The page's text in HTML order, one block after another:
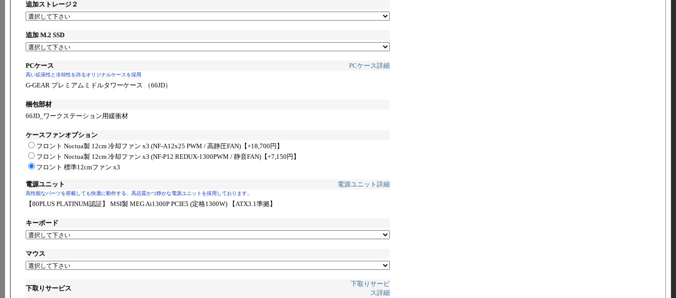
追加ストレージ２
追加 M.2 SSD
PCケース PCケース詳細
高い拡張性と冷却性を誇るオリジナルケースを採用
G-GEAR プレミアムミドルタワーケース （66JD）
梱包部材
66JD_ワークステーション用緩衝材
ケースファンオプション
フロント Noctua製 12cm 冷却ファン x3 (NF-A12x25 PWM / 高静圧FAN)【+18,700円】
フロント Noctua製 12cm 冷却ファン x3 (NF-P12 REDUX-1300PWM / 静音FAN)【+7,150円】
フロント 標準12cmファン x3
電源ユニット 電源ユニット詳細
高性能なパーツを搭載しても快適に動作する、高品質かつ静かな電源ユニットを採用しております。
【80PLUS PLATINUM認証】 MSI製 MEG Ai1300P PCIE5 (定格1300W) 【ATX3.1準拠】
キーボード
マウス
下取りサービス
下取りサービ
ス詳細